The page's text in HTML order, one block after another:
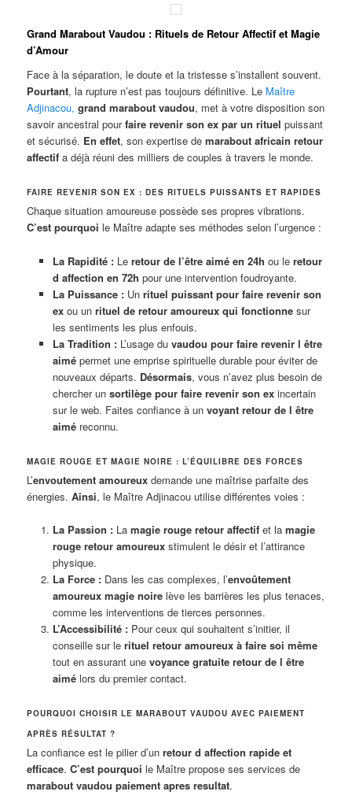
Grand Marabout Vaudou : Rituels de Retour Affectif et Magie
d’Amour
Face à la séparation, le doute et la tristesse s’installent souvent.
Pourtant, la rupture n’est pas toujours définitive. Le Maître
Adjinacou, grand marabout vaudou, met à votre disposition son
savoir ancestral pourfaire revenir son ex par un rituel puissant
et sécurisé. En effet, son expertise demarabout africain retour
affectif a déjà réuni des milliers de couples à travers le monde.
FAIRE REVENIR SON EX : DES RITUELS PUISSANTS ET RAPIDES
Chaque situation amoureuse possède ses propres vibrations.
C’est pourquoi le Maître adapte ses méthodes selon l’urgence :
La Rapidité :Le retour de l’être aimé en 24h ou le retour
d affection en 72h pour une intervention foudroyante.
La Puissance :Un rituel puissant pour faire revenir son
exou un rituel de retour amoureux qui fonctionnesur
les sentiments les plus enfouis.
La Tradition :L’usage du vaudou pour faire revenir l être
aimépermet une emprise spirituelle durable pour éviter de
nouveaux départs. Désormais, vous n’avez plus besoin de
chercher un sortilège pour faire revenir son exincertain
sur le web. Faites confiance à un voyant retour de l être
aiméreconnu.
MAGIE ROUGE ET MAGIE NOIRE : L’ÉQUILIBRE DES FORCES
L’envoutement amoureux demande une maîtrise parfaite des
énergies.Ainsi, le Maître Adjinacou utilise différentes voies :
La Passion :La magie rouge retour affectifet la magie
rouge retour amoureuxstimulent le désir et l’attirance
physique.
La Force :Dans les cas complexes, l’envoûtement
amoureux magie noirelève les barrières les plus tenaces,
comme les interventions de tierces personnes.
L’Accessibilité :Pour ceux qui souhaitent s’initier, il
conseille sur le rituel retour amoureux à faire soi même
tout en assurant une voyance gratuite retour de l être
aimélors du premier contact.
POURQUOI CHOISIR LE MARABOUT VAUDOU AVEC PAIEMENT
APRÈS RÉSULTAT ?
La confiance est le pilier d’unretour d affection rapide et
efficace.C’est pourquoi le Maître propose ses services de
marabout vaudou paiement apres resultat.